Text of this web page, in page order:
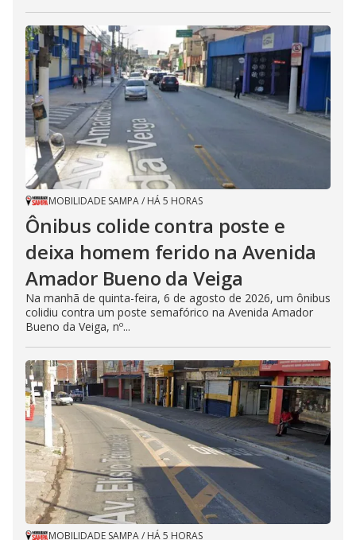
MOBILIDADE SAMPA/ HÁ 5 HORAS
Ônibus colide contra poste e
deixa homem ferido na Avenida
Amador Bueno da Veiga
Na manhã de quinta-feira, 6 de agosto de 2026, um ônibus
colidiu contra um poste semafórico na Avenida Amador
Bueno da Veiga, nº...
MOBILIDADE SAMPA/ HÁ 5 HORAS